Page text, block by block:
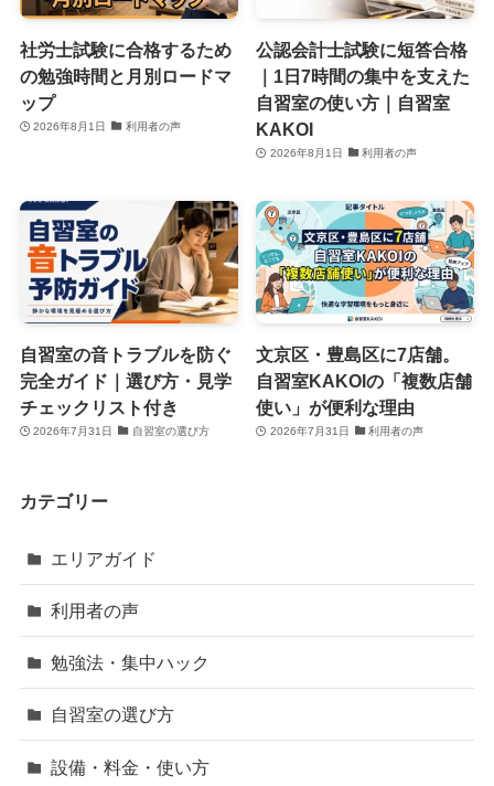
社労士試験に合格するため
の勉強時間と月別ロードマ
ップ
2026年8月1日 利用者の声
公認会計士試験に短答合格
｜1日7時間の集中を支えた
自習室の使い方｜自習室
KAKOI
2026年8月1日 利用者の声
自習室の音トラブルを防ぐ
完全ガイド｜選び方・見学
チェックリスト付き
2026年7月31日 自習室の選び方
文京区・豊島区に7店舗。
自習室KAKOIの「複数店舗
使い」が便利な理由
2026年7月31日 利用者の声
カテゴリー
エリアガイド
利用者の声
勉強法・集中ハック
自習室の選び方
設備・料金・使い方